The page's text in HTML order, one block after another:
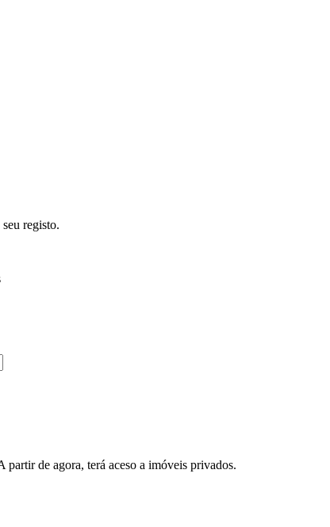
registo.
partir de agora, terá aceso a imóveis privados.